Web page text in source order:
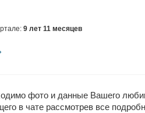
9 лет 11 месяцев
фото и данные Вашего
в чате рассмотрев все